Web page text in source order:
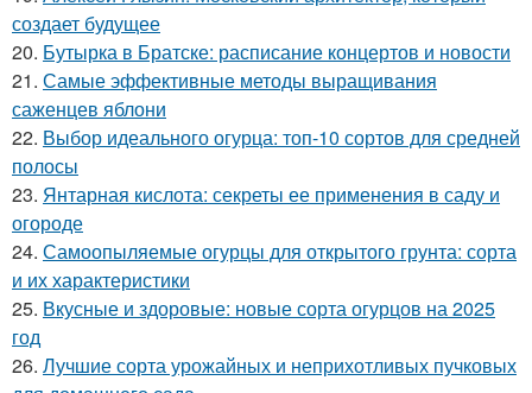
создает будущее
20. Бутырка в Братске: расписание концертов и новости
21. Самые эффективные методы выращивания
саженцев яблони
22. Выбор идеального огурца: топ-10 сортов для средней
полосы
23. Янтарная кислота: секреты ее применения в саду и
огороде
24. Самоопыляемые огурцы для открытого грунта: сорта
и их характеристики
25. Вкусные и здоровые: новые сорта огурцов на 2025
год
26. Лучшие сорта урожайных и неприхотливых пучковых